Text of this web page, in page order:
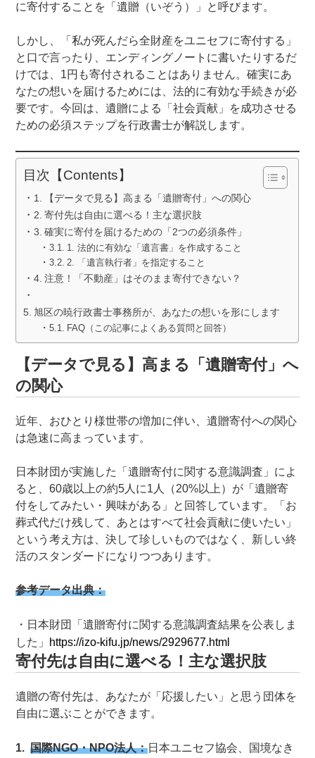
に寄付することを「遺贈（いぞう）」と呼びます。
しかし、「私が死んだら全財産をユニセフに寄付する」
と口で言ったり、エンディングノートに書いたりするだ
けでは、1円も寄付されることはありません。確実にあ
なたの想いを届けるためには、法的に有効な手続きが必
要です。今回は、遺贈による「社会貢献」を成功させる
ための必須ステップを行政書士が解説します。
目次【Contents】
【データで見る】高まる「遺贈寄付」への関心
寄付先は自由に選べる！主な選択肢
確実に寄付を届けるための「2つの必須条件」
1. 法的に有効な「遺言書」を作成すること
2. 「遺言執行者」を指定すること
注意！「不動産」はそのまま寄付できない？
旭区の暁行政書士事務所が、あなたの想いを形にします
FAQ（この記事によくある質問と回答）
【データで見る】高まる「遺贈寄付」へ
の関心
近年、おひとり様世帯の増加に伴い、遺贈寄付への関心
は急速に高まっています。
日本財団が実施した「遺贈寄付に関する意識調査」によ
ると、60歳以上の約5人に1人（20%以上）が「遺贈寄
付をしてみたい・興味がある」と回答しています。「お
葬式代だけ残して、あとはすべて社会貢献に使いたい」
という考え方は、決して珍しいものではなく、新しい終
活のスタンダードになりつつあります。
参考データ出典：
日本財団「遺贈寄付に関する意識調査結果を公表しま
した」 https://izo-kifu.jp/news/2929677.html
寄付先は自由に選べる！主な選択肢
遺贈の寄付先は、あなたが「応援したい」と思う団体を
自由に選ぶことができます。
国際NGO・NPO法人：日本ユニセフ協会、国境なき